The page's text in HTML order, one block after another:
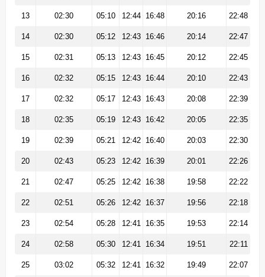
13 02:30 05:10 12:44 16:48 20:16 22:48
14 02:30 05:12 12:43 16:46 20:14 22:47
15 02:31 05:13 12:43 16:45 20:12 22:45
16 02:32 05:15 12:43 16:44 20:10 22:43
17 02:32 05:17 12:43 16:43 20:08 22:39
18 02:35 05:19 12:43 16:42 20:05 22:35
19 02:39 05:21 12:42 16:40 20:03 22:30
20 02:43 05:23 12:42 16:39 20:01 22:26
21 02:47 05:25 12:42 16:38 19:58 22:22
22 02:51 05:26 12:42 16:37 19:56 22:18
23 02:54 05:28 12:41 16:35 19:53 22:14
24 02:58 05:30 12:41 16:34 19:51 22:11
25 03:02 05:32 12:41 16:32 19:49 22:07